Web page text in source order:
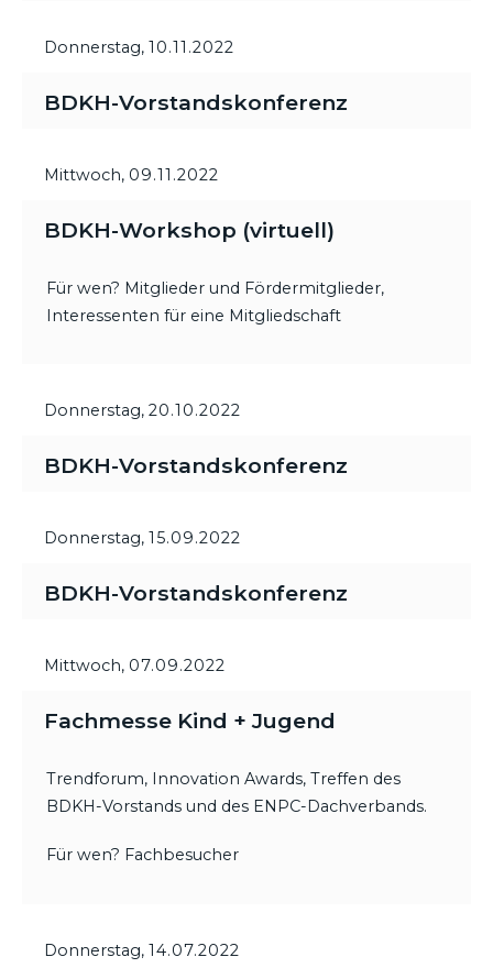
Donnerstag, 10.11.2022
BDKH-Vorstandskonferenz
Mittwoch, 09.11.2022
BDKH-Workshop (virtuell)
Für wen? Mitglieder und Fördermitglieder,
Interessenten für eine Mitgliedschaft
Donnerstag, 20.10.2022
BDKH-Vorstandskonferenz
Donnerstag, 15.09.2022
BDKH-Vorstandskonferenz
Mittwoch, 07.09.2022
Fachmesse Kind + Jugend
Trendforum, Innovation Awards, Treffen des
BDKH-Vorstands und des ENPC-Dachverbands.
Für wen? Fachbesucher
Donnerstag, 14.07.2022